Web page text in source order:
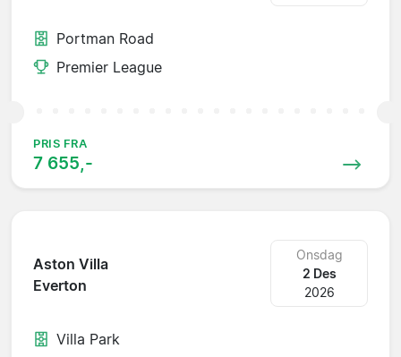
Portman Road
Premier League
PRIS FRA
7 655,-
Aston Villa
Everton
Onsdag
2 Des
2026
Villa Park